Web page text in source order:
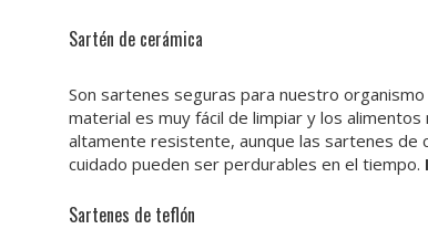
Sartén de cerámica
Son sartenes seguras para nuestro
material es muy fácil de limpiar y los
altamente resistente, aunque las sartenes de
cuidado pueden ser perdurables en el tiempo.
Sartenes de teflón